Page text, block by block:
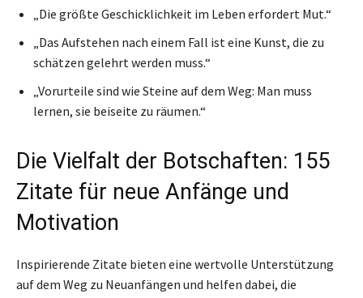
„Die größte Geschicklichkeit im Leben erfordert Mut.“
„Das Aufstehen nach einem Fall ist eine Kunst, die zu
schätzen gelehrt werden muss.“
„Vorurteile sind wie Steine auf dem Weg: Man muss
lernen, sie beiseite zu räumen.“
Die Vielfalt der Botschaften: 155
Zitate für neue Anfänge und
Motivation
Inspirierende Zitate bieten eine wertvolle Unterstützung
auf dem Weg zu Neuanfängen und helfen dabei, die